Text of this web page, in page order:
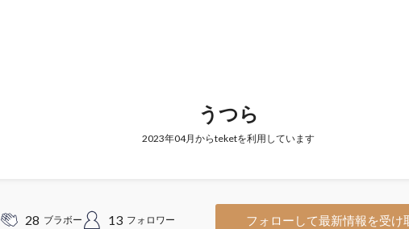
うつら
2023年04月からteketを利用しています
28 ブラボー 13 フォロワー フォローして最新情報を受け